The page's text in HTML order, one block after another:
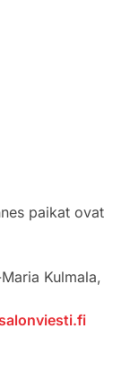
paikat ovat
Kulmala,